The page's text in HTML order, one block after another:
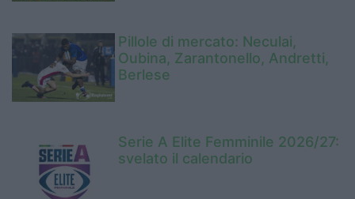
Pillole di mercato: Neculai,
Oubina, Zarantonello, Andretti,
Berlese
Serie A Elite Femminile 2026/27:
svelato il calendario